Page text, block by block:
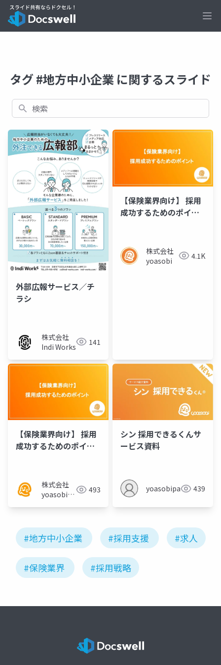
タグ #地方中小企業 に関するスライド
検索
外部広報サービス／チ
ラシ
株式会社
Indi Works
141
【保険業界向け】 採用
成功するためのポイン
株式会社
yoasobi
4.1K
【保険業界向け】 採用
成功するためのポイン
株式会社
yoasobi／
493
シン 採用できるくんサ
ービス資料
yoasobipartner439
#地方中小企業 #採用支援 #求人
#保険業界 #採用戦略